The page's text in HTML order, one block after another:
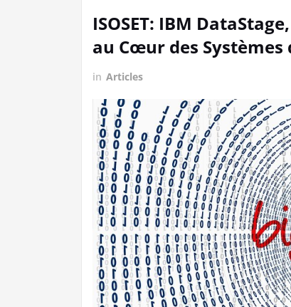
ISOSET: IBM
au Cœur des Systèmes
in Articles